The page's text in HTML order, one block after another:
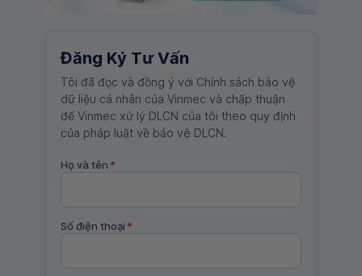
Đăng Ký Tư Vấn
Tôi đã đọc và đồng ý với Chính sách bảo vệ
dữ liệu cá nhân của Vinmec và chấp thuận
để Vinmec xử lý DLCN của tôi theo quy định
của pháp luật về bảo vệ DLCN.
Họ và tên *
Số điện thoại *